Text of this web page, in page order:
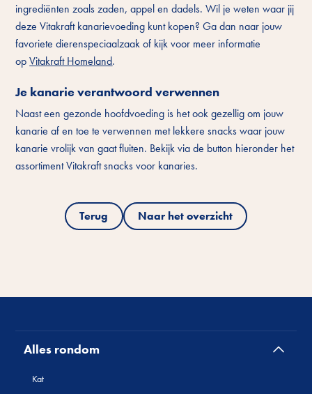
ingrediënten zoals zaden, appel en dadels. Wil je weten waar jij
deze Vitakraft kanarievoeding kunt kopen? Ga dan naar jouw
favoriete dierenspeciaalzaak of kijk voor meer informatie
opVitakraft Homeland.
Je kanarie verantwoord verwennen
Naast een gezonde hoofdvoeding is het ook gezellig om jouw
kanarie af en toe te verwennen met lekkere snacks waar jouw
kanarie vrolijk van gaat fluiten. Bekijk via de button hieronder het
assortiment Vitakraft snacks voor kanaries.
Terug Naar het overzicht
Alles rondom
Kat